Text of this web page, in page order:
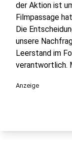
der Aktion ist
Filmpassage
Die
unsere
Leerstand im
verantwortlich.
Anzeige